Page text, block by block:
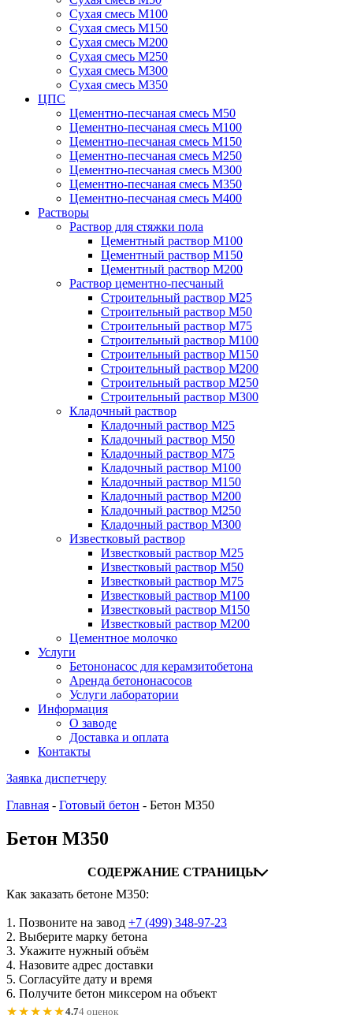
Сухая смесь М100
Сухая смесь М150
Сухая смесь М200
Сухая смесь М250
Сухая смесь М300
Сухая смесь М350
ЦПС
Цементно-песчаная смесь М50
Цементно-песчаная смесь М100
Цементно-песчаная смесь М150
Цементно-песчаная смесь М250
Цементно-песчаная смесь М300
Цементно-песчаная смесь М350
Цементно-песчаная смесь М400
Растворы
Раствор для стяжки пола
Цементный раствор М100
Цементный раствор М150
Цементный раствор М200
Раствор цементно-песчаный
Строительный раствор М25
Строительный раствор М50
Строительный раствор М75
Строительный раствор М100
Строительный раствор М150
Строительный раствор М200
Строительный раствор М250
Строительный раствор М300
Кладочный раствор
Кладочный раствор М25
Кладочный раствор М50
Кладочный раствор М75
Кладочный раствор М100
Кладочный раствор М150
Кладочный раствор М200
Кладочный раствор М250
Кладочный раствор М300
Известковый раствор
Известковый раствор М25
Известковый раствор М50
Известковый раствор М75
Известковый раствор М100
Известковый раствор М150
Известковый раствор М200
Цементное молочко
Услуги
Бетононасос для керамзитобетона
Аренда бетононасосов
Услуги лаборатории
Информация
О заводе
Доставка и оплата
Контакты
Заявка диспетчеру
Главная - Готовый бетон - Бетон М350
Бетон М350
СОДЕРЖАНИЕ СТРАНИЦЫ
Как заказать бетоне М350:
1. Позвоните на завод +7 (499) 348-97-23
2. Выберите марку бетона
3. Укажите нужный объём
4. Назовите адрес доставки
5. Согласуйте дату и время
6. Получите бетон миксером на объект
★★★★★4.74 оценок